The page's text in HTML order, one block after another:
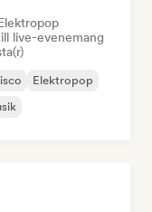
live-evenemang
Elektropop